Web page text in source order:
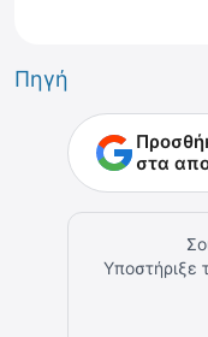
Πηγή
στα
Υποστήριξε